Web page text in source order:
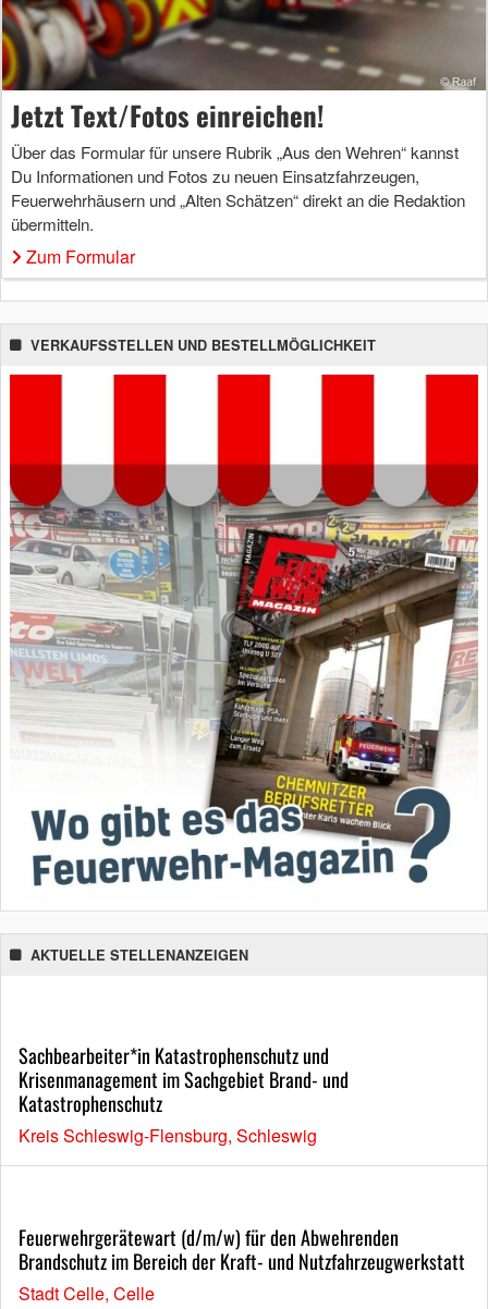
Jetzt Text/Fotos einreichen!
Über das Formular für unsere Rubrik „Aus den Wehren“ kannst
Du Informationen und Fotos zu neuen Einsatzfahrzeugen,
Feuerwehrhäusern und „Alten Schätzen“ direkt an die Redaktion
übermitteln.
Zum Formular
VERKAUFSSTELLEN UND BESTELLMÖGLICHKEIT
AKTUELLE STELLENANZEIGEN
Sachbearbeiter*in Katastrophenschutz und
Krisenmanagement im Sachgebiet Brand- und
Katastrophenschutz
Kreis Schleswig-Flensburg, Schleswig
Feuerwehrgerätewart (d/m/w) für den Abwehrenden
Brandschutz im Bereich der Kraft- und Nutzfahrzeugwerkstatt
Stadt Celle, Celle